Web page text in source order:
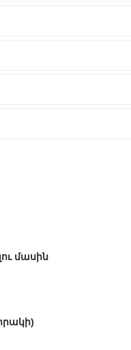
մասին